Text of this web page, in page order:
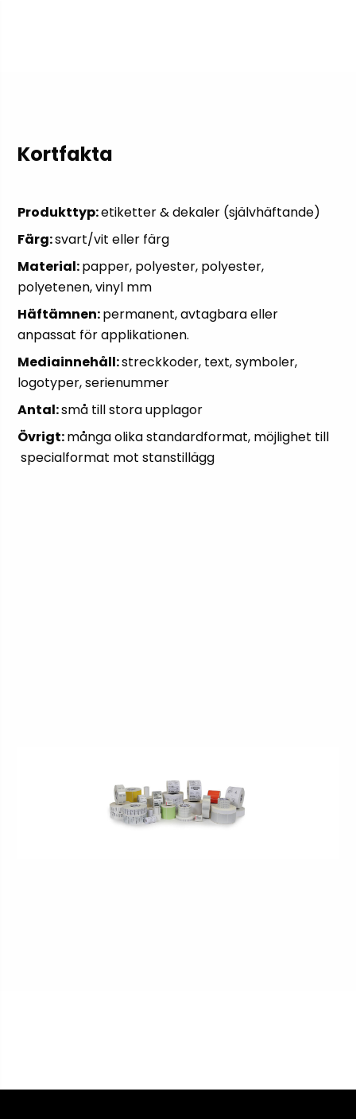
Kortfakta
Produkttyp:etiketter & dekaler (självhäftande)
Färg:svart/vit eller färg
Material:papper, polyester, polyester,
polyetenen, vinyl mm
Häftämnen:permanent, avtagbara eller
anpassat för applikationen.
Mediainnehåll:streckkoder, text, symboler,
logotyper, serienummer
Antal:små till stora upplagor
Övrigt:många olika standardformat, möjlighet till
specialformat mot stanstillägg